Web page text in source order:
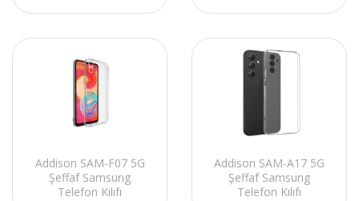
Addison SAM-F07 5G
Şeffaf Samsung
Telefon Kılıfı
Addison SAM-A17 5G
Şeffaf Samsung
Telefon Kılıfı